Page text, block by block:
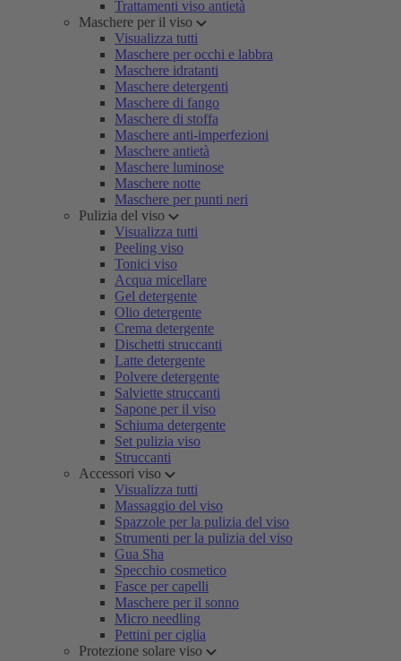
Trattamenti viso antietà
Maschere per il viso
Visualizza tutti
Maschere per occhi e labbra
Maschere idratanti
Maschere detergenti
Maschere di fango
Maschere di stoffa
Maschere anti-imperfezioni
Maschere antietà
Maschere luminose
Maschere notte
Maschere per punti neri
Pulizia del viso
Visualizza tutti
Peeling viso
Tonici viso
Acqua micellare
Gel detergente
Olio detergente
Crema detergente
Dischetti struccanti
Latte detergente
Polvere detergente
Salviette struccanti
Sapone per il viso
Schiuma detergente
Set pulizia viso
Struccanti
Accessori viso
Visualizza tutti
Massaggio del viso
Spazzole per la pulizia del viso
Strumenti per la pulizia del viso
Gua Sha
Specchio cosmetico
Fasce per capelli
Maschere per il sonno
Micro needling
Pettini per ciglia
Protezione solare viso